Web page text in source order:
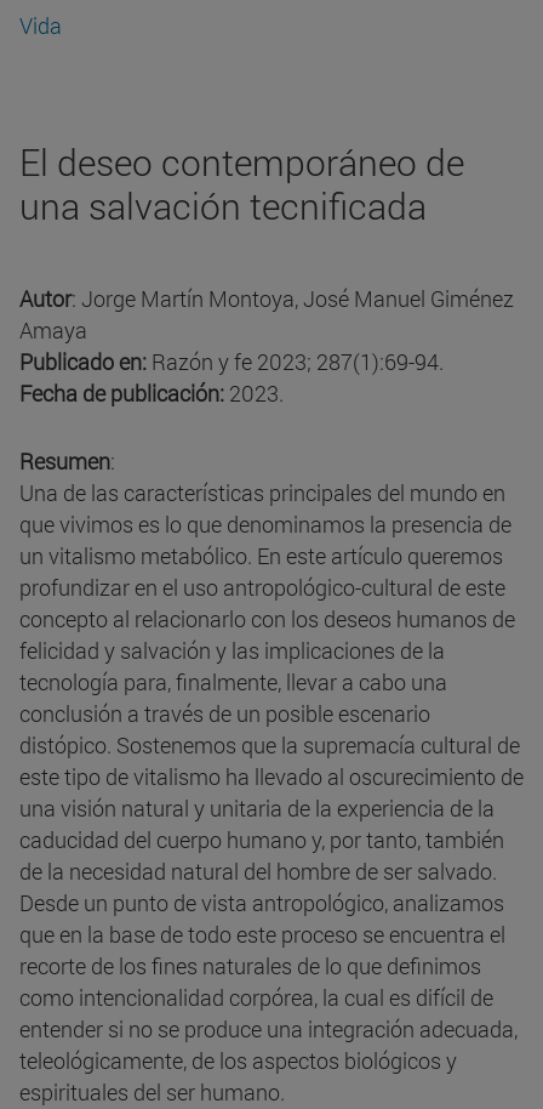
Vida
El deseo contemporáneo de
una salvación tecnificada
Autor: Jorge Martín Montoya, José Manuel Giménez
Amaya
Publicado en: Razón y fe 2023; 287(1):69-94.
Fecha de publicación: 2023.
Resumen:
Una de las características principales del mundo en
que vivimos es lo que denominamos la presencia de
un vitalismo metabólico. En este artículo queremos
profundizar en el uso antropológico-cultural de este
concepto al relacionarlo con los deseos humanos de
felicidad y salvación y las implicaciones de la
tecnología para, finalmente, llevar a cabo una
conclusión a través de un posible escenario
distópico. Sostenemos que la supremacía cultural de
este tipo de vitalismo ha llevado al oscurecimiento de
una visión natural y unitaria de la experiencia de la
caducidad del cuerpo humano y, por tanto, también
de la necesidad natural del hombre de ser salvado.
Desde un punto de vista antropológico, analizamos
que en la base de todo este proceso se encuentra el
recorte de los fines naturales de lo que definimos
como intencionalidad corpórea, la cual es difícil de
entender si no se produce una integración adecuada,
teleológicamente, de los aspectos biológicos y
espirituales del ser humano.